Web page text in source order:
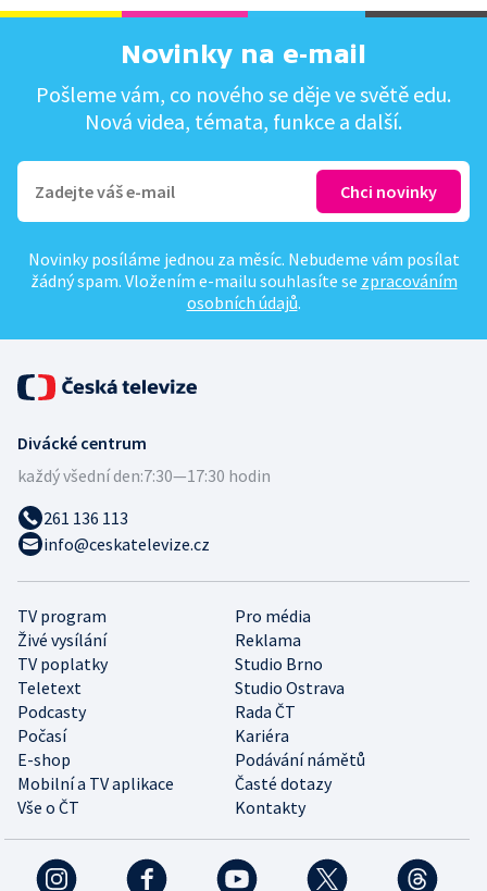
Novinky na e-mail
Pošleme vám, co nového se děje ve světě edu.
Nová videa, témata, funkce a další.
Novinky posíláme jednou za měsíc. Nebudeme vám posílat
žádný spam. Vložením e-mailu souhlasíte se zpracováním
osobních údajů.